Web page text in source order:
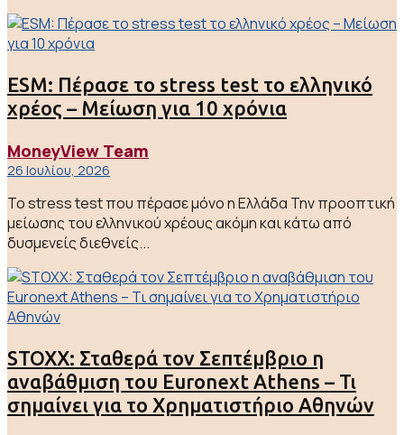
ESM: Πέρασε το stress test το ελληνικό
χρέος – Μείωση για 10 χρόνια
MoneyView Team
26 Ιουλίου, 2026
Το stress test που πέρασε μόνο η Ελλάδα Την προοπτική
μείωσης του ελληνικού χρέους ακόμη και κάτω από
δυσμενείς διεθνείς...
STOXX: Σταθερά τον Σεπτέμβριο η
αναβάθμιση του Euronext Athens – Τι
σημαίνει για το Χρηματιστήριο Αθηνών